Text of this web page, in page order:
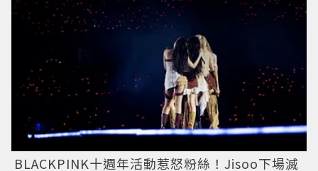
BLACKPINK十週年活動惹怒粉絲！Jisoo下場滅